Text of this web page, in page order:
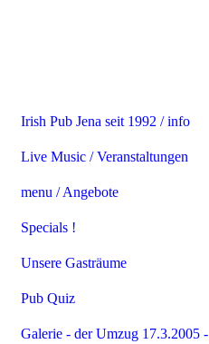
Irish Pub Jena seit 1992 / info
Live Music / Veranstaltungen
menu / Angebote
Specials !
Unsere Gasträume
Pub Quiz
Galerie - der Umzug 17.3.2005 -